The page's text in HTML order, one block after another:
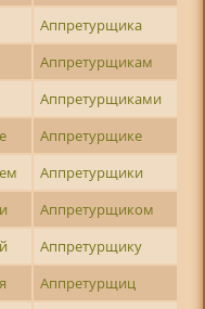
Аппретурщика
Аппретурщикам
Аппретурщиками
Аппретурщике
Аппретурщики
Аппретурщиком
Аппретурщику
Аппретурщиц